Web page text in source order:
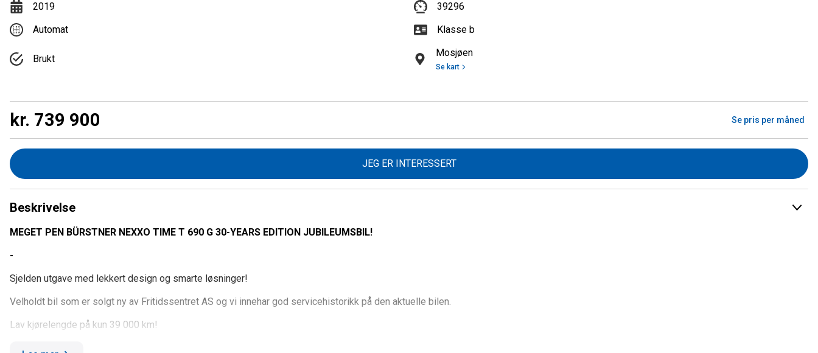
2019
39296
Automat
Klasse b
Brukt
Mosjøen
Se kart
kr. 739 900 Se pris per måned
JEG ER INTERESSERT
Beskrivelse
MEGET PEN BÜRSTNER NEXXO TIME T 690 G 30-YEARS EDITION JUBILEUMSBIL!
-
Sjelden utgave med lekkert design og smarte løsninger!
Velholdt bil som er solgt ny av Fritidssentret AS og vi innehar god servicehistorikk på den aktuelle bilen.
Lav kjørelengde på kun 39 000 km!
Bilen selges grundig verkstedkontrollert og med 24 mnd Fragus bruktbilgaranti!